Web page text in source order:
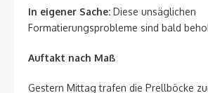
In eigener Sache: Diese unsäglichen
Formatierungsprobleme sind bald
Auftakt nach Maß
Gestern Mittag trafen die Prellböcke